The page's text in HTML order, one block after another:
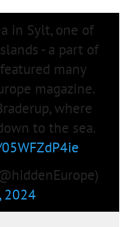
in Sylt, one of
- a part of
many
magazine.
where
to the sea.
2024